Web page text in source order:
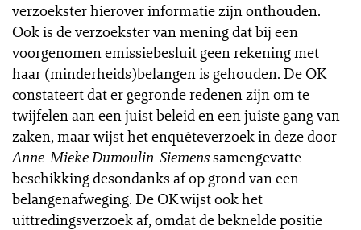
verzoekster hierover informatie zijn onthouden.
Ook is de verzoekster van mening dat bij een
voorgenomen emissiebesluit geen rekening met
haar (minderheids)belangen is gehouden. De OK
constateert dat er gegronde redenen zijn om te
twijfelen aan een juist beleid en een juiste gang van
zaken, maar wijst het enquêteverzoek in deze door
Anne-Mieke Dumoulin-Siemenssamengevatte
beschikking desondanks af op grond van een
belangenafweging. De OK wijst ook het
uittredingsverzoek af, omdat de beknelde positie